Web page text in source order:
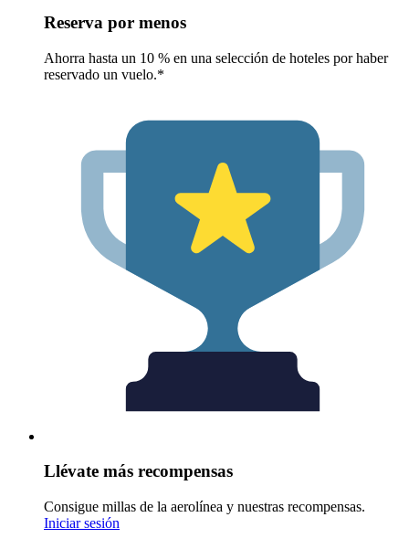
Reserva por menos
Ahorra hasta un 10 % en una selección de hoteles por haber
reservado un vuelo.*
Llévate más recompensas
Consigue millas de la aerolínea y nuestras recompensas.
Iniciar sesión